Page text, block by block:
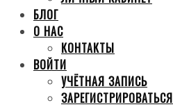
БЛОГ
О НАС
КОНТАКТЫ
ВОЙТИ
УЧЁТНАЯ ЗАПИСЬ
ЗАРЕГИСТРИРОВАТЬСЯ